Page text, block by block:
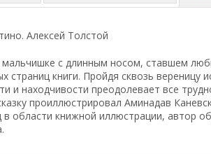
Алексей Толстой
с длинным носом, ставшем
страниц книги. Пройдя сквозь вереницу
и находчивости преодолевает все
проиллюстрировал Аминадав
области книжной иллюстрации, автор